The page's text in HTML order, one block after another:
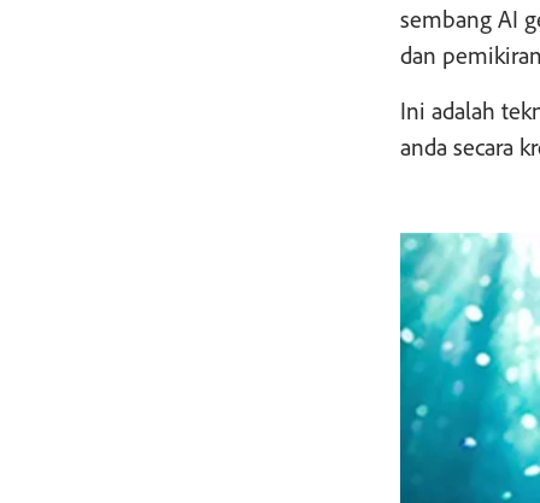
sembang AI
dan
Ini adalah
anda secara